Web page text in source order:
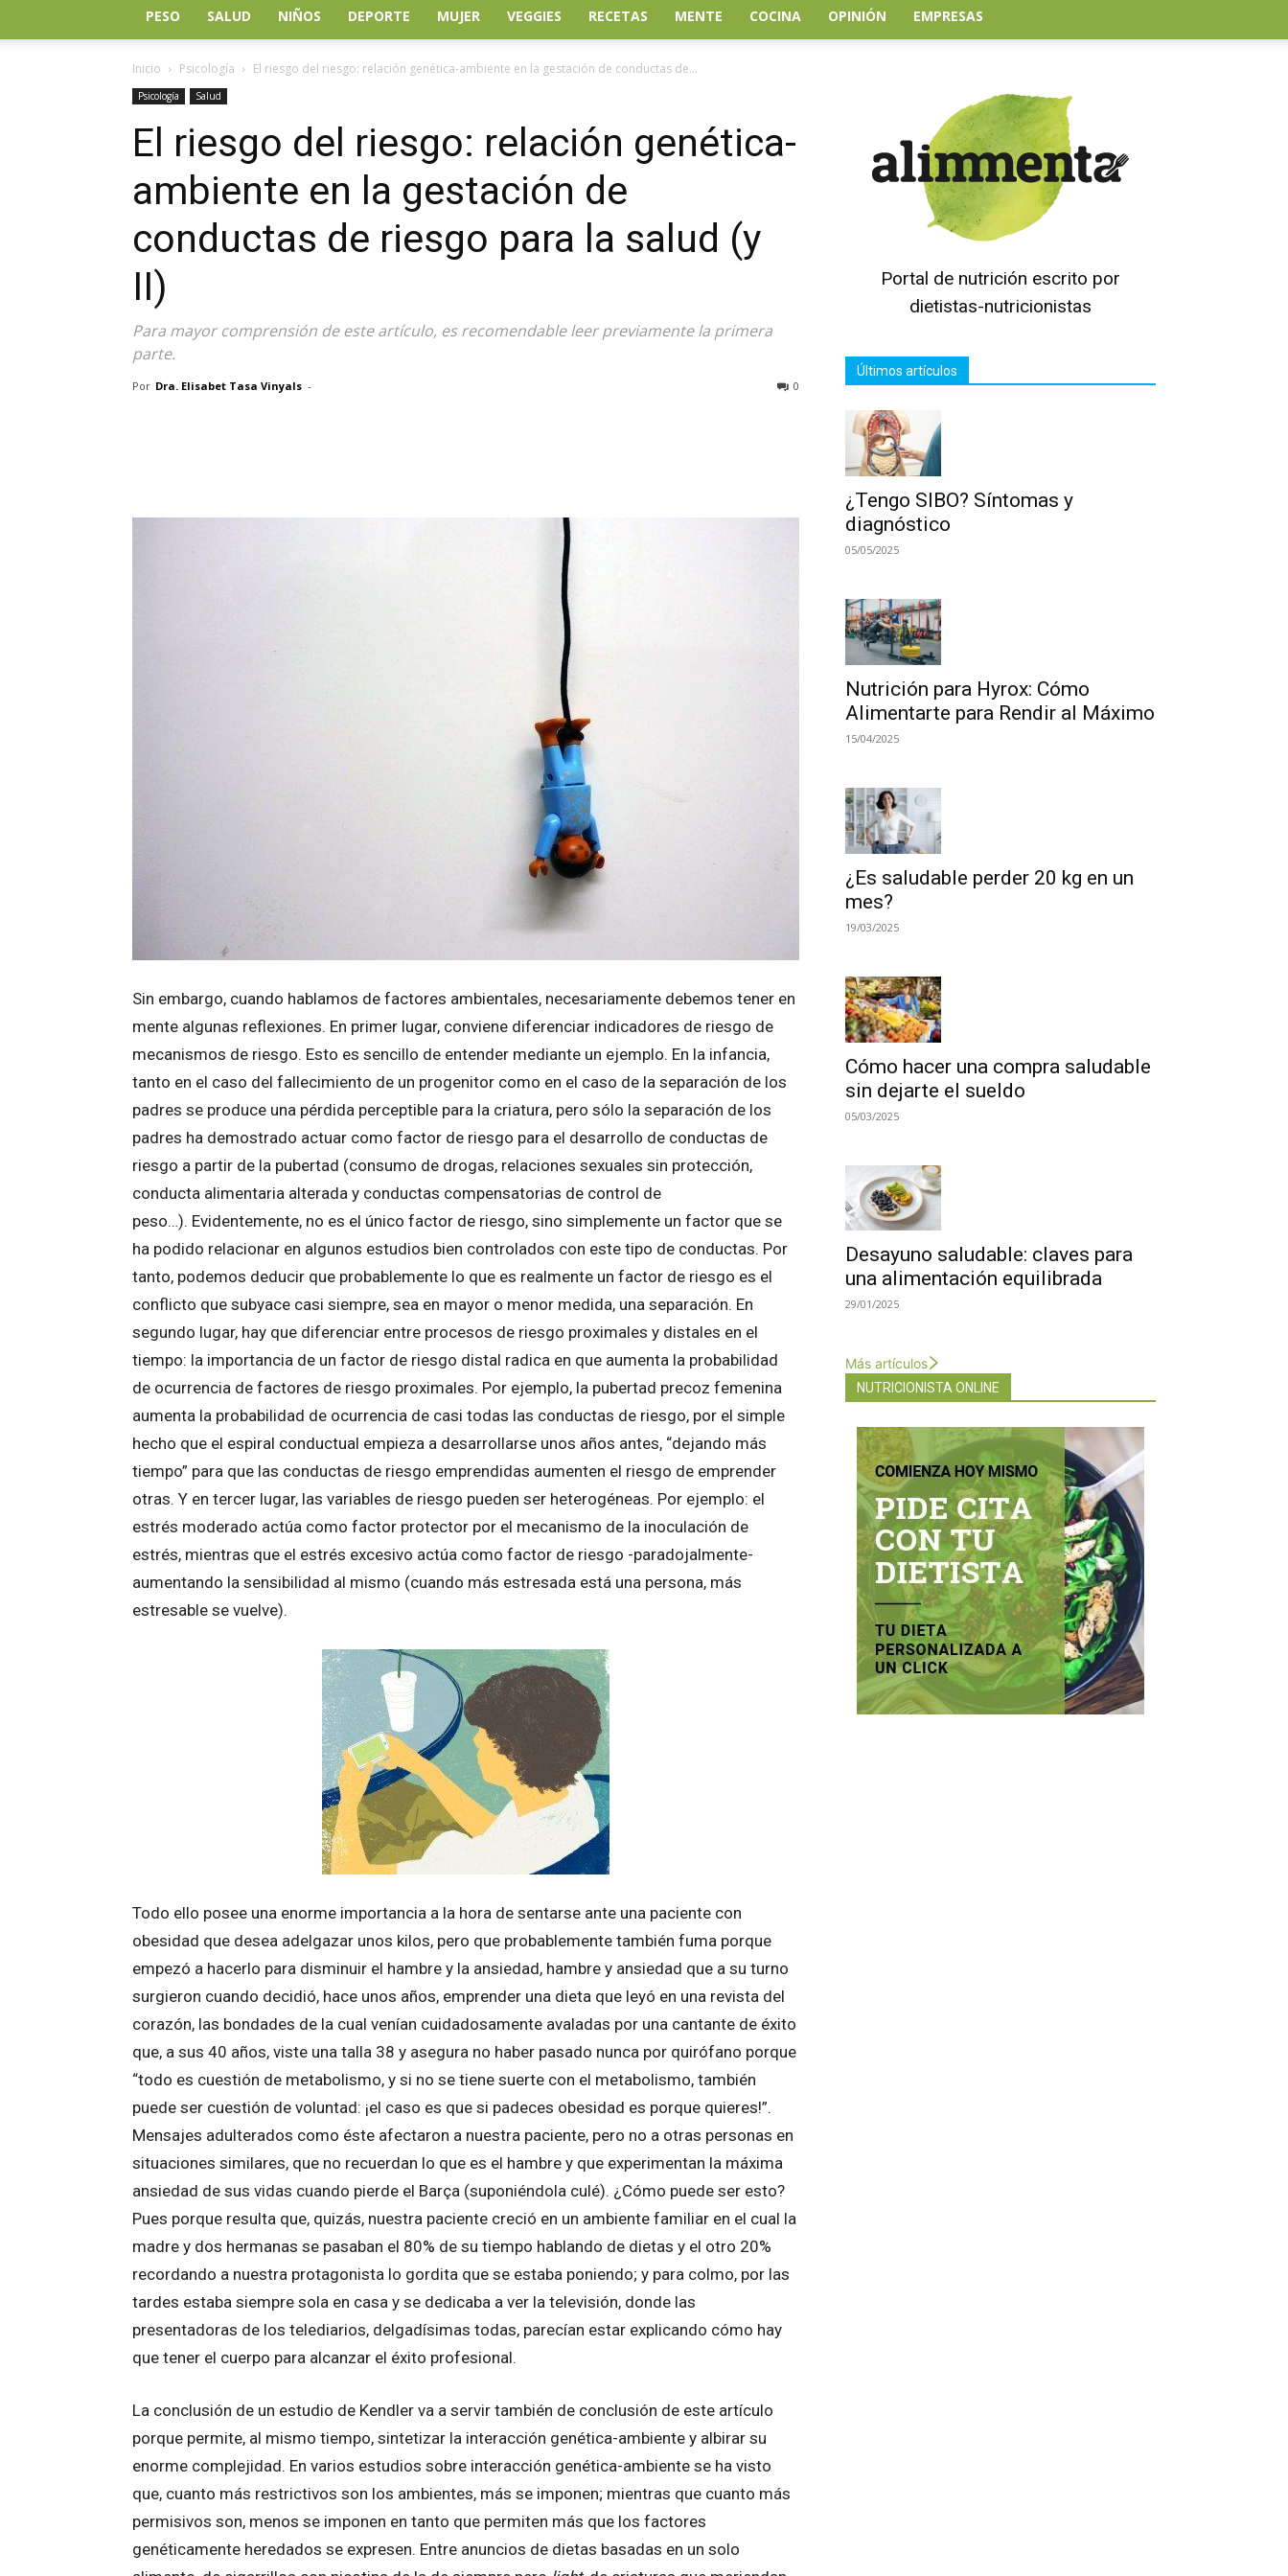
PESO SALUD NIÑOS DEPORTE MUJER VEGGIES RECETAS MENTE COCINA OPINIÓN EMPRESAS
Inicio Psicología El riesgo del riesgo: relación genética-ambiente en la gestación de conductas de...
Psicología Salud
El riesgo del riesgo: relación genética-
ambiente en la gestación de
conductas de riesgo para la salud (y
II)
Para mayor comprensión de este artículo, es recomendable leer previamente la primera
parte.
Por Dra. Elisabet Tasa Vinyals - 0
Sin embargo, cuando hablamos de factores ambientales, necesariamente debemos tener en
mente algunas reflexiones. En primer lugar, conviene diferenciar indicadores de riesgo de
mecanismos de riesgo. Esto es sencillo de entender mediante un ejemplo. En la infancia,
tanto en el caso del fallecimiento de un progenitor como en el caso de la separación de los
padres se produce una pérdida perceptible para la criatura, pero sólo la separación de los
padres ha demostrado actuar como factor de riesgo para el desarrollo de conductas de
riesgo a partir de la pubertad (consumo de drogas, relaciones sexuales sin protección,
conducta alimentaria alterada y conductas compensatorias de control de
peso…). Evidentemente, no es el único factor de riesgo, sino simplemente un factor que se
ha podido relacionar en algunos estudios bien controlados con este tipo de conductas. Por
tanto, podemos deducir que probablemente lo que es realmente un factor de riesgo es el
conflicto que subyace casi siempre, sea en mayor o menor medida, una separación. En
segundo lugar, hay que diferenciar entre procesos de riesgo proximales y distales en el
tiempo: la importancia de un factor de riesgo distal radica en que aumenta la probabilidad
de ocurrencia de factores de riesgo proximales. Por ejemplo, la pubertad precoz femenina
aumenta la probabilidad de ocurrencia de casi todas las conductas de riesgo, por el simple
hecho que el espiral conductual empieza a desarrollarse unos años antes, “dejando más
tiempo” para que las conductas de riesgo emprendidas aumenten el riesgo de emprender
otras. Y en tercer lugar, las variables de riesgo pueden ser heterogéneas. Por ejemplo: el
estrés moderado actúa como factor protector por el mecanismo de la inoculación de
estrés, mientras que el estrés excesivo actúa como factor de riesgo -paradojalmente-
aumentando la sensibilidad al mismo (cuando más estresada está una persona, más
estresable se vuelve).
Todo ello posee una enorme importancia a la hora de sentarse ante una paciente con
obesidad que desea adelgazar unos kilos, pero que probablemente también fuma porque
empezó a hacerlo para disminuir el hambre y la ansiedad, hambre y ansiedad que a su turno
surgieron cuando decidió, hace unos años, emprender una dieta que leyó en una revista del
corazón, las bondades de la cual venían cuidadosamente avaladas por una cantante de éxito
que, a sus 40 años, viste una talla 38 y asegura no haber pasado nunca por quirófano porque
“todo es cuestión de metabolismo, y si no se tiene suerte con el metabolismo, también
puede ser cuestión de voluntad: ¡el caso es que si padeces obesidad es porque quieres!”.
Mensajes adulterados como éste afectaron a nuestra paciente, pero no a otras personas en
situaciones similares, que no recuerdan lo que es el hambre y que experimentan la máxima
ansiedad de sus vidas cuando pierde el Barça (suponiéndola culé). ¿Cómo puede ser esto?
Pues porque resulta que, quizás, nuestra paciente creció en un ambiente familiar en el cual la
madre y dos hermanas se pasaban el 80% de su tiempo hablando de dietas y el otro 20%
recordando a nuestra protagonista lo gordita que se estaba poniendo; y para colmo, por las
tardes estaba siempre sola en casa y se dedicaba a ver la televisión, donde las
presentadoras de los telediarios, delgadísimas todas, parecían estar explicando cómo hay
que tener el cuerpo para alcanzar el éxito profesional.
La conclusión de un estudio de Kendler va a servir también de conclusión de este artículo
porque permite, al mismo tiempo, sintetizar la interacción genética-ambiente y albirar su
enorme complejidad. En varios estudios sobre interacción genética-ambiente se ha visto
que, cuanto más restrictivos son los ambientes, más se imponen; mientras que cuanto más
permisivos son, menos se imponen en tanto que permiten más que los factores
genéticamente heredados se expresen. Entre anuncios de dietas basadas en un solo
Portal de nutrición escrito por
dietistas-nutricionistas
Últimos artículos
¿Tengo SIBO? Síntomas y
diagnóstico
05/05/2025
Nutrición para Hyrox: Cómo
Alimentarte para Rendir al Máximo
15/04/2025
¿Es saludable perder 20 kg en un
mes?
19/03/2025
Cómo hacer una compra saludable
sin dejarte el sueldo
05/03/2025
Desayuno saludable: claves para
una alimentación equilibrada
29/01/2025
Más artículos
NUTRICIONISTA ONLINE